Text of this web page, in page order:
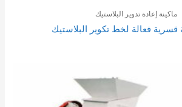
ماكينة إعادة تدوير البلاستيك
قسرية فعالة لخط تكوير البلاستيك